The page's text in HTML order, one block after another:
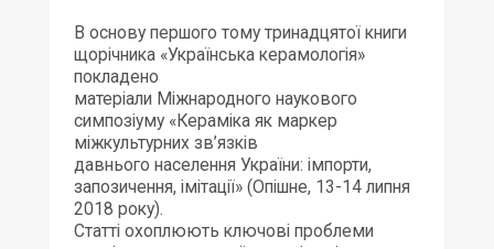
В основу першого тому тринадцятої книги
щорічника «Українська керамологія»
покладено
матеріали Міжнародного наукового
симпозіуму «Кераміка як маркер
міжкультурних зв’язків
давнього населення України: імпорти,
запозичення, імітації» (Опішне, 13-14 липня
2018 року).
Статті охоплюють ключові проблеми